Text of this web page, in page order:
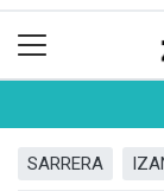
SARRERA